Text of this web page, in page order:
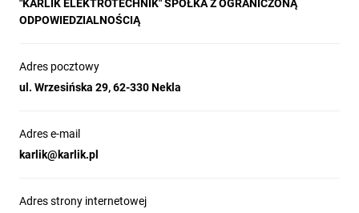
"KARLIK ELEKTROTECHNIK" SPÓŁKA Z OGRANICZONĄ
ODPOWIEDZIALNOŚCIĄ
Adres pocztowy
ul. Wrzesińska 29, 62-330 Nekla
Adres e-mail
karlik@karlik.pl
Adres strony internetowej